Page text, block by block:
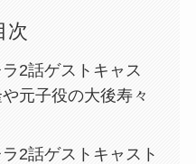
次
2話ゲストキャス
元子役の大後寿々
2話ゲストキャスト